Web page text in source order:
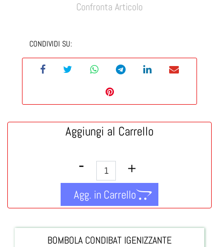
Confronta Articolo
CONDIVIDI SU:
Aggiungi al Carrello
Quantità
Agg. in Carrello
BOMBOLA CONDIBAT IGENIZZANTE